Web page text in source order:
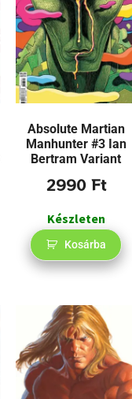
Absolute Martian
Manhunter #3 Ian
Bertram Variant
2990Ft
Készleten
Kosárba